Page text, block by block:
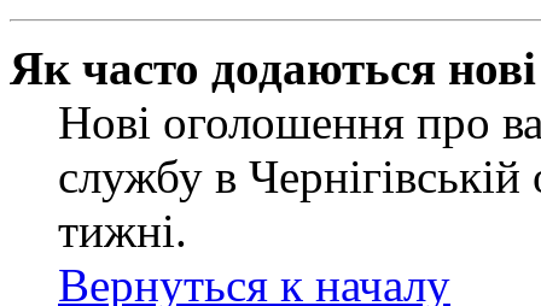
Як часто додаються
Нові оголошення про
службу в
тижні.
Вернуться к началу